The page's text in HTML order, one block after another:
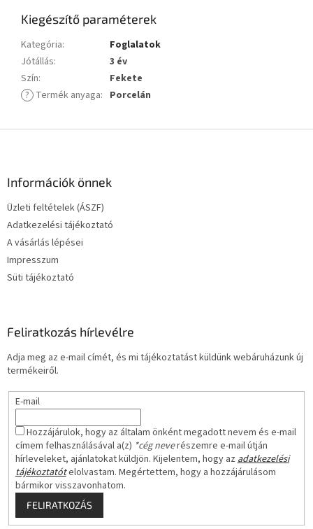
Kiegészítő paraméterek
Kategória:
Foglalatok
Jótállás:
3 év
Szín:
Fekete
? Termék anyaga: Porcelán
Információk önnek
Üzleti feltételek (ÁSZF)
Adatkezelési tájékoztató
A vásárlás lépései
Impresszum
Süti tájékoztató
Feliratkozás hírlevélre
Adja meg az e-mail címét, és mi tájékoztatást küldünk webáruházunk új
termékeiről.
E-mail
Hozzájárulok, hogy az általam önként megadott nevem és e-mail
címem felhasználásával a(z) *cég neverészemre e-mail útján
hírleveleket, ajánlatokat küldjön. Kijelentem, hogy az adatkezelési
tájékoztatótelolvastam. Megértettem, hogy a hozzájárulásom
bármikor visszavonhatom.
FELIRATKOZÁS